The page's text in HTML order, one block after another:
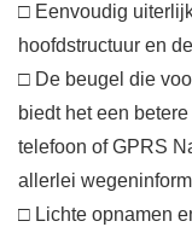
□ Eenvoudig
hoofdstructuur en
□ De beugel die
biedt het een
telefoon of GPRS
allerlei
□ Lichte opnamen